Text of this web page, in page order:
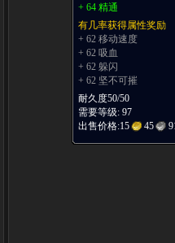
+ 64 精通
有几率获得属性奖励
+ 62 移动速度
+ 62 吸血
+ 62 躲闪
+ 62 坚不可摧
耐久度50/50
需要等级: 97
出售价格:15 45